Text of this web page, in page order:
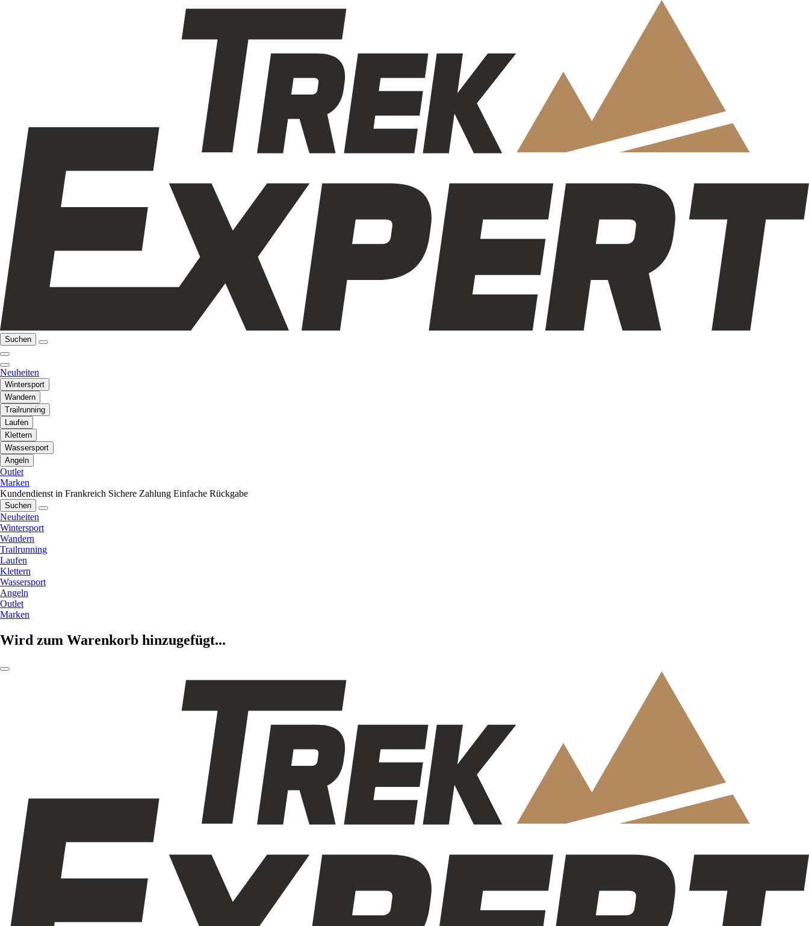
Suchen
Neuheiten
Wintersport
Wandern
Trailrunning
Laufen
Klettern
Wassersport
Angeln
Outlet
Marken
Kundendienst in Frankreich Sichere Zahlung Einfache Rückgabe
Suchen
Neuheiten
Wintersport
Wandern
Trailrunning
Laufen
Klettern
Wassersport
Angeln
Outlet
Marken
Wird zum Warenkorb hinzugefügt...